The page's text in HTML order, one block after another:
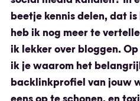
beetje kennis delen, dat
heb ik nog meer te
ik lekker over bloggen.
ik je waarom het
backlinkprofiel van jouw